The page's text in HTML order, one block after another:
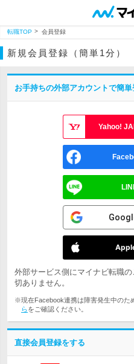
転職TOP 会員登録
新規会員登録（簡単1分）
お手持ちの外部アカウントで簡単
Yahoo!
外部サービス側にマイナビ転職
切ありません。
※現在Facebook連携は障害発生中のた
らをご確認ください。
直接会員登録をする